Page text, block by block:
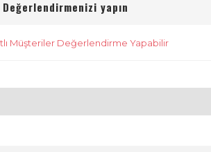
Değerlendirmenizi yapın
Müşteriler Değerlendirme Yapabilir